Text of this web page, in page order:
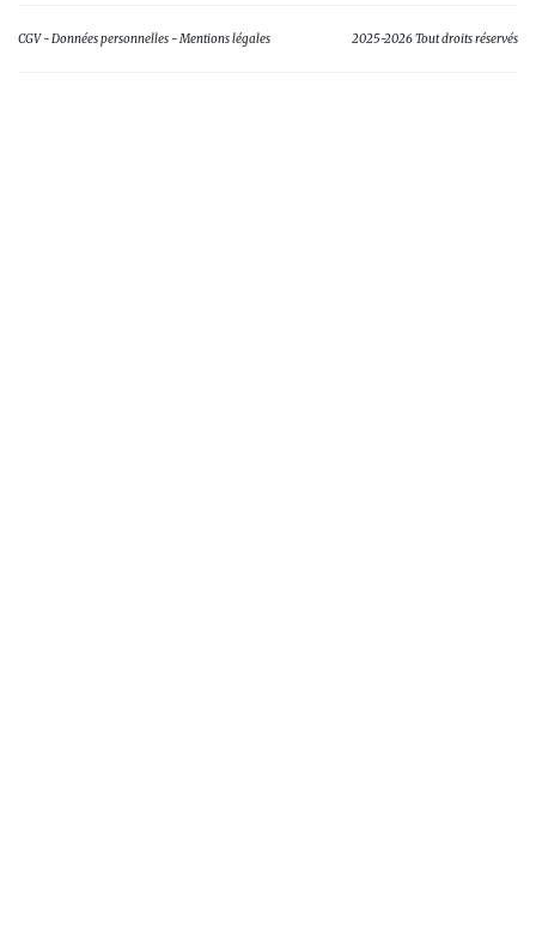
CGV Données personnelles Mentions légales 2025-2026 Tout droits réservés